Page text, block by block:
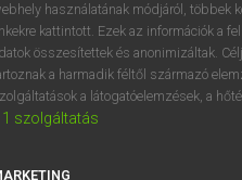
VAN ELŐFIZETÉSED?
megtekintéséhez.
használatának módjáról, többek
kattintott. Ezek az információk a
összesítettek és anonimizáltak.
a harmadik féltől származó
a látogatóelemzések, a
1 szolgáltatás
a s d f g
í y x c